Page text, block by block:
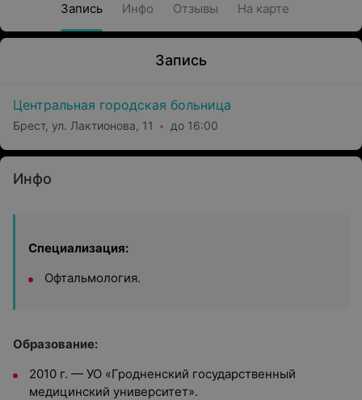
Запись Инфо Отзывы На карте
Запись
Центральная городская больница
Брест, ул. Лактионова, 11 до 16:00
Инфо
Специализация:
Офтальмология.
Образование:
2010 г. — УО «Гродненский государственный
медицинский университет».